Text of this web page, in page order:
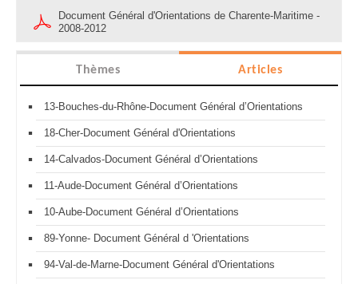
Document Général d'Orientations de Charente-Maritime -
2008-2012
Thèmes Articles
13-Bouches-du-Rhône-Document Général d’Orientations
18-Cher-Document Général d'Orientations
14-Calvados-Document Général d’Orientations
11-Aude-Document Général d’Orientations
10-Aube-Document Général d’Orientations
89-Yonne- Document Général d 'Orientations
94-Val-de-Marne-Document Général d'Orientations